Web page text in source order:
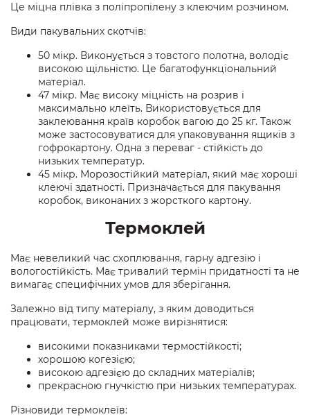
Це міцна плівка з поліпропілену з клеючим розчином.
Види пакувальних скотчів:
50 мікр. Виконується з товстого полотна, володіє
високою щільністю. Це багатофункціональний
матеріал.
47 мікр. Має високу міцність на розрив і
максимально клеїть. Використовується для
заклеювання країв коробок вагою до 25 кг. Також
може застосовуватися для упаковування ящиків з
гофрокартону. Одна з переваг - стійкість до
низьких температур.
45 мікр. Морозостійкий матеріал, який має хороші
клеючі здатності. Призначається для пакування
коробок, виконаних з жорсткого картону.
Термоклей
Має невеликий час схоплювання, гарну адгезію і
вологостійкість. Має тривалий термін придатності та не
вимагає специфічних умов для зберігання.
Залежно від типу матеріалу, з яким доводиться
працювати, термоклей може вирізнятися:
високими показниками термостійкості;
хорошою когезією;
високою адгезією до складних матеріалів;
прекрасною гнучкістю при низьких температурах.
Різновиди термоклеїв: